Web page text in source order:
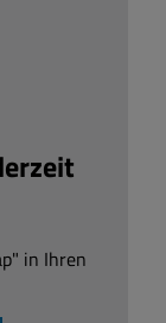
in Ihren